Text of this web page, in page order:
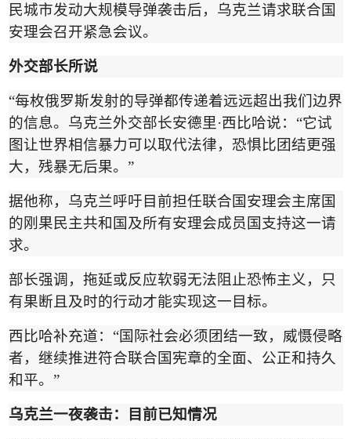
民城市发动大规模导弹袭击后，乌克兰请求联合国
安理会召开紧急会议。
外交部长所说
“每枚俄罗斯发射的导弹都传递着远远超出我们边界
的信息。乌克兰外交部长安德里·西比哈说： “它试
图让世界相信暴力可以取代法律，恐惧比团结更强
大，残暴无后果。 ”
据他称，乌克兰呼吁目前担任联合国安理会主席国
的刚果民主共和国及所有安理会成员国支持这一请
求。
部长强调，拖延或反应软弱无法阻止恐怖主义，只
有果断且及时的行动才能实现这一目标。
西比哈补充道： “国际社会必须团结一致，威慑侵略
者，继续推进符合联合国宪章的全面、公正和持久
和平。 ”
乌克兰一夜袭击：目前已知情况